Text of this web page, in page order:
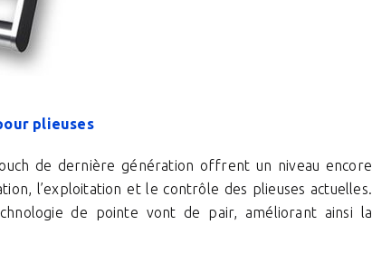
plieuses
de dernière génération offrent un niveau encore
l’exploitation et le contrôle des plieuses actuelles.
de pointe vont de pair, améliorant ainsi la